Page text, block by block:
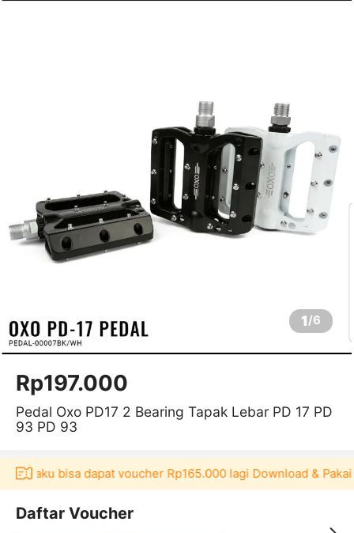
1/6
Rp197.000
Pedal Oxo PD17 2 Bearing Tapak Lebar PD 17 PD
93 PD 93
bisa dapat voucher Rp165.000 lagi Download & Pakai
Daftar Voucher